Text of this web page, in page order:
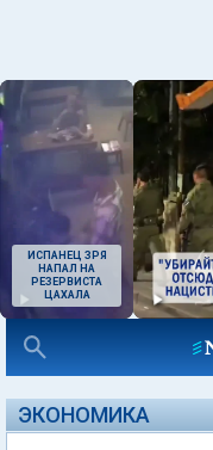
ИСПАНЕЦ ЗРЯ
НАПАЛ НА
РЕЗЕРВИСТА
ЦАХАЛА
ЭКОНОМИКА